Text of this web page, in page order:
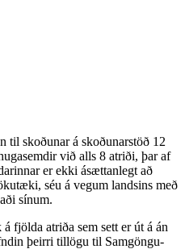
skoðunar á skoðunarstöð 12
við alls 8 atriði, þar af
er ekki ásættanlegt að
séu á vegum landsins með
sínum.
fjölda atriða sem sett er út á án
þeirri tillögu til Samgöngu-